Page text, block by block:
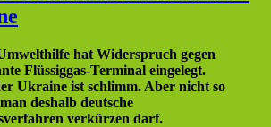
hat Widerspruch gegen
Flüssiggas-Terminal eingelegt.
Ukraine ist schlimm. Aber nicht so
deshalb deutsche
verkürzen darf.